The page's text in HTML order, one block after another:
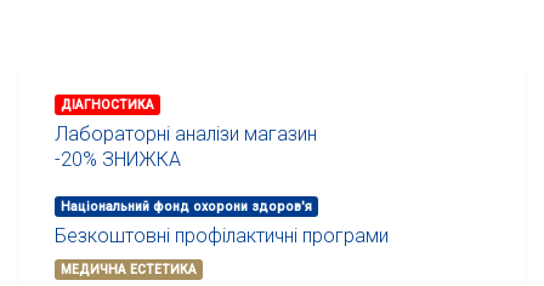
ДІАГНОСТИКА
Лабораторні аналізи магазин
-20% ЗНИЖКА
Національний фонд охорони здоров'я
Безкоштовні профілактичні програми
МЕДИЧНА ЕСТЕТИКА